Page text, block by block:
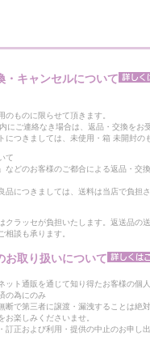
・キャンセルについて
のものに限らせて頂きます。
にご連絡なき場合は、返品・交換をお
つきましては、未使用・箱 未開封の
て
などのお客様のご都合による返品・交
品につきましては、送料は当店で負担さ
クラッセが負担いたします。返送品の
相談も承ります。
お取り扱いについて
ット通販を通じて知り得たお客様の個
の為にのみ
断で第三者に譲渡・漏洩することは絶対
お楽しみくださいませ。
訂正および利用・提供の中止のお申し